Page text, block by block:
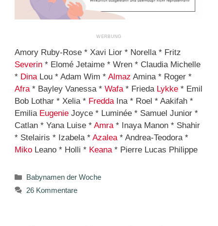
Amory Ruby-Rose * Xavi Lior * Norella * Fritz
Severin * Elomé Jetaime * Wren * Claudia Michelle
* DinaLou * Adam Wim * Almaz Amina * Roger *
Afra* Bayley Vanessa * Wafa* Frieda Lykke * Emil
Bob Lothar * Xelia * FreddaIna * Roel * Aakifah *
Emilia Eugenie Joyce * Luminée * Samuel Junior *
Catlan * Yana Luise * Amra* Inaya Manon * Shahir
* Stelairis * Izabela * Azalea* Andrea-Teodora *
Miko Leano * Holli * Keana* Pierre Lucas Philippe
Kategorien
Babynamen der Woche
26 Kommentare